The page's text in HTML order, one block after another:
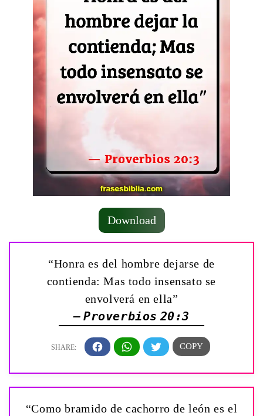
Download
“Honra es del hombre dejarse de
contienda: Mas todo insensato se
envolverá en ella”
— Proverbios 20:3
“Como bramido de cachorro de león es el